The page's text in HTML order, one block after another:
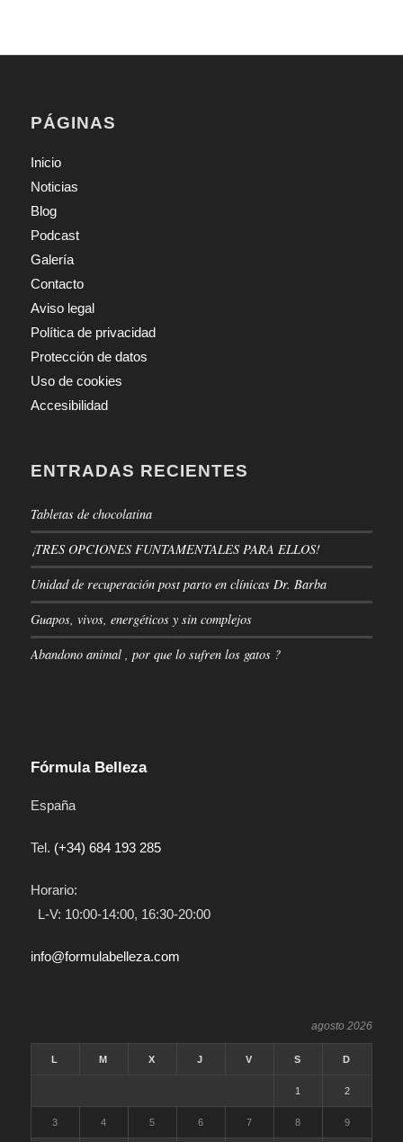
PÁGINAS
Inicio
Noticias
Blog
Podcast
Galería
Contacto
Aviso legal
Política de privacidad
Protección de datos
Uso de cookies
Accesibilidad
ENTRADAS RECIENTES
Tabletas de chocolatina
¡TRES OPCIONES FUNTAMENTALES PARA ELLOS!
Unidad de recuperación post parto en clínicas Dr. Barba
Guapos, vivos, energéticos y sin complejos
Abandono animal , por que lo sufren los gatos ?
Fórmula Belleza
España
Tel. (+34) 684 193 285
Horario:
L-V: 10:00-14:00, 16:30-20:00
info@formulabelleza.com
agosto 2026
L M X J V S D
1 2
3 4 5 6 7 8 9